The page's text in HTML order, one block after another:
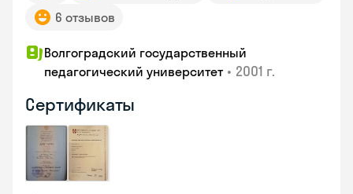
6 отзывов
Волгоградский государственный
педагогический университет • 2001 г.
Сертификаты